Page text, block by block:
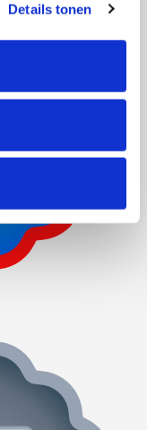
wijzigen of
de pagina. De
“details”.
Details tonen